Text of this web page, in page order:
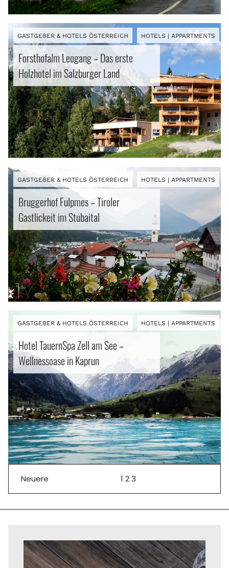
GASTGEBER & HOTELS ÖSTERREICH HOTELS | APPARTMENTS
Forsthofalm Leogang – Das erste
Holzhotel im Salzburger Land
GASTGEBER & HOTELS ÖSTERREICH HOTELS | APPARTMENTS
Bruggerhof Fulpmes – Tiroler
Gastlickeit im Stubaital
GASTGEBER & HOTELS ÖSTERREICH HOTELS | APPARTMENTS
Hotel TauernSpa Zell am See –
Wellnessoase in Kaprun
Neuere 1 23